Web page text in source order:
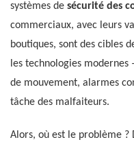
systèmes de sécurité des
commerciaux, avec leurs
boutiques, sont des cibles
les technologies
de mouvement, alarmes
tâche des malfaiteurs.
Alors, où est le problème ?